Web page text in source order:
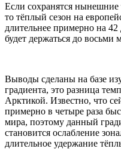
Если сохранятся нынешние
то тёплый сезон на
длительнее примерно на
будет держаться до восьми
Выводы сделаны на базе
градиента, это разница
Арктикой. Известно, что
примерно в четыре раза
мира, поэтому данный
становится ослабление
длительное удержание